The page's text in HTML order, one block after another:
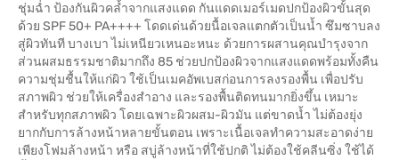
ชุ่มฉ่ำ ป้องกันผิวคล้ำจากแสงแดด กันแดดเมอร์เมดปกป้องผิวขั้นสุด
ด้วย SPF 50+ PA++++ โดดเด่นด้วยนื้อเจลแตกตัวเป็นน้ำ ซึมซาบลง
สู่ผิวทันที บางเบา ไม่เหนียวเหนอะหนะ ด้วยการผสานคุณบำรุงจาก
ส่วนผสมธรรมชาติมากถึง 85 ช่วยปกป้องผิวจากแสงแดดพร้อมทั้งคืน
ความชุ่มชื้นให้แก่ผิว ใช้เป็นเมคอัพเบสก่อนการลงรองพื้น เพื่อปรับ
สภาพผิว ช่วยให้เครื่องสำอาง และรองพื้นติดทนมากยิ่งขึ้น เหมาะ
สำหรับทุกสภาพผิว โดยเฉพาะผิวผสม-ผิวมัน แต่ขาดน้ำ ไม่ต้องยุ่ง
ยากกับการล้างหน้าหลายขั้นตอน เพราะเนื้อเจลทำความสะอาดง่าย
เพียงโฟมล้างหน้า หรือ สบู่ล้างหน้าที่ใช้ปกติ ไม่ต้องใช้คลีนซิ่ง ใช้ได้